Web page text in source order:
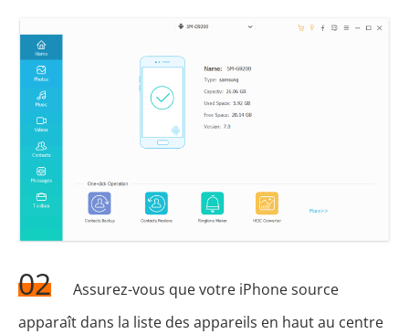
02
Assurez-vous que votre iPhone source
apparaît dans la liste des appareils en haut au centre